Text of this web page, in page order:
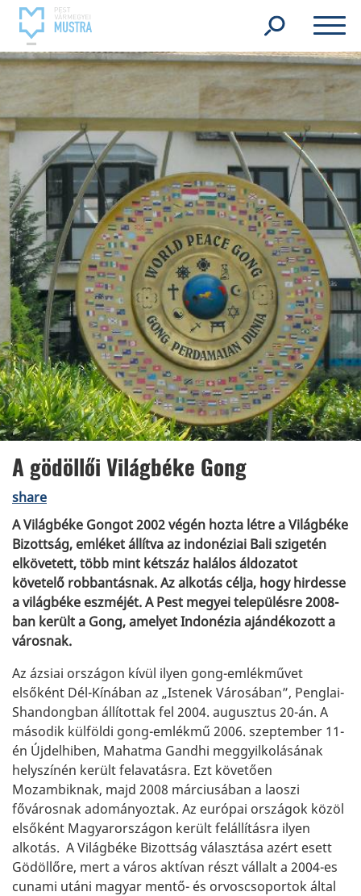
A gödöllői Világbéke Gong
share
A Világbéke Gongot 2002 végén hozta létre a Világbéke
Bizottság, emléket állítva az indonéziai Bali szigetén
elkövetett, több mint kétszáz halálos áldozatot
követelő robbantásnak. Az alkotás célja, hogy hirdesse
a világbéke eszméjét. A Pest megyei településre 2008-
ban került a Gong, amelyet Indonézia ajándékozott a
városnak.
Az ázsiai országon kívül ilyen gong-emlékművet
elsőként Dél-Kínában az „Istenek Városában”, Penglai-
Shandongban állítottak fel 2004. augusztus 20-án. A
második külföldi gong-emlékmű 2006. szeptember 11-
én Újdelhiben, Mahatma Gandhi meggyilkolásának
helyszínén került felavatásra. Ezt követően
Mozambiknak, majd 2008 márciusában a laoszi
fővárosnak adományoztak. Az európai országok közöl
elsőként Magyarországon került felállításra ilyen
alkotás. A Világbéke Bizottság választása azért esett
Gödöllőre, mert a város aktívan részt vállalt a 2004-es
cunami utáni magyar mentő- és orvoscsoportok által